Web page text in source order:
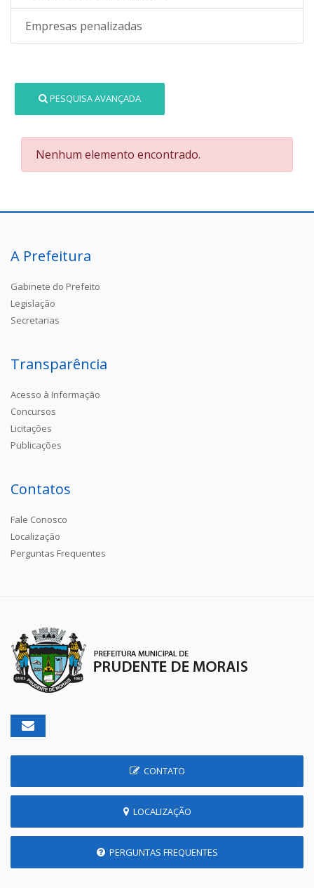
Empresas penalizadas
PESQUISA AVANÇADA
Nenhum elemento encontrado.
A Prefeitura
Gabinete do Prefeito
Legislação
Secretarias
Transparência
Acesso à Informação
Concursos
Licitações
Publicações
Contatos
Fale Conosco
Localização
Perguntas Frequentes
CONTATO
LOCALIZAÇÃO
PERGUNTAS FREQUENTES